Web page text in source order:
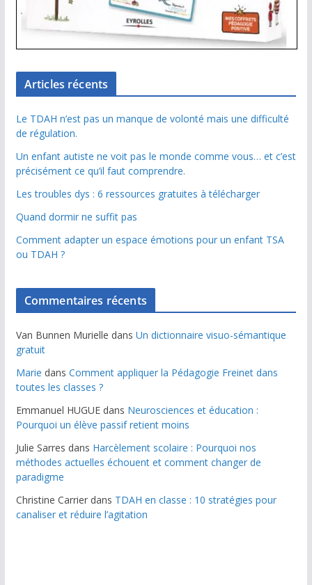
Articles récents
Le TDAH n’est pas un manque de volonté mais une difficulté
de régulation.
Un enfant autiste ne voit pas le monde comme vous… et c’est
précisément ce qu’il faut comprendre.
Les troubles dys : 6 ressources gratuites à télécharger
Quand dormir ne suffit pas
Comment adapter un espace émotions pour un enfant TSA
ou TDAH ?
Commentaires récents
Van Bunnen Murielle dans Un dictionnaire visuo-sémantique
gratuit
Marie dans Comment appliquer la Pédagogie Freinet dans
toutes les classes ?
Emmanuel HUGUEdans Neurosciences et éducation :
Pourquoi un élève passif retient moins
Julie Sarres dans Harcèlement scolaire : Pourquoi nos
méthodes actuelles échouent et comment changer de
paradigme
Christine Carrierdans TDAH en classe : 10 stratégies pour
canaliser et réduire l’agitation